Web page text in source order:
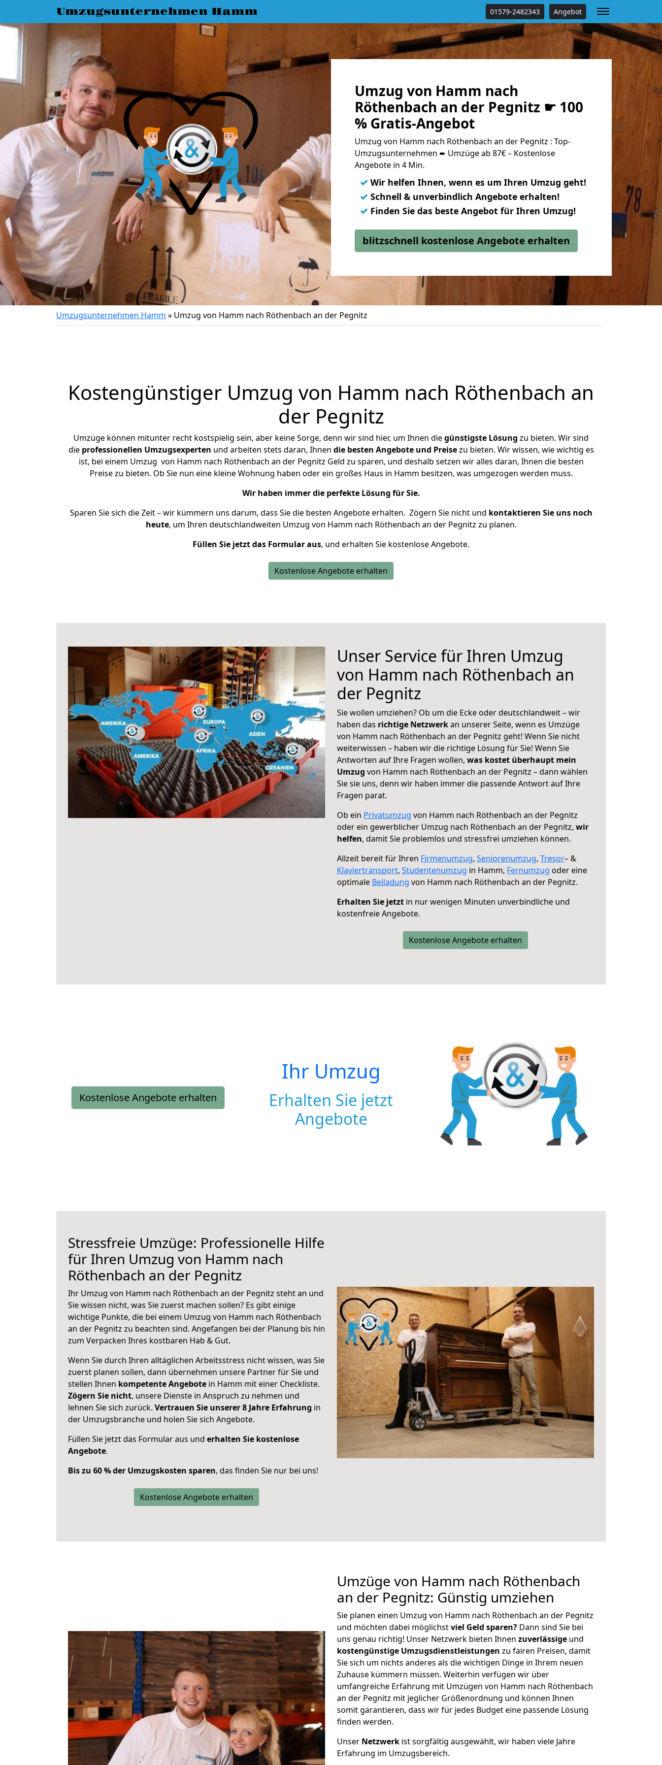
Umzugsunternehmen Hamm 01579-2482343 Angebot
Umzug von Hamm nach
Röthenbach an der Pegnitz ☛ 100
% Gratis-Angebot
Umzug von Hamm nach Röthenbach an der Pegnitz : Top-
Umzugsunternehmen ➨ Umzüge ab 87€ – Kostenlose
Angebote in 4 Min.
✓ Wir helfen Ihnen, wenn es um Ihren Umzug geht!
✓ Schnell & unverbindlich Angebote erhalten!
✓ Finden Sie das beste Angebot für Ihren Umzug!
blitzschnell kostenlose Angebote erhalten
Umzugsunternehmen Hamm » Umzug von Hamm nach Röthenbach an der Pegnitz
Kostengünstiger Umzug von Hamm nach Röthenbach an
der Pegnitz
Umzüge können mitunter recht kostspielig sein, aber keine Sorge, denn wir sind hier, um Ihnen diegünstigste Lösung zu bieten. Wir sind
die professionellen Umzugsexperten und arbeiten stets daran, Ihnen die besten Angebote und Preisezu bieten. Wir wissen, wie wichtig es
ist, bei einem Umzug von Hamm nach Röthenbach an der Pegnitz Geld zu sparen, und deshalb setzen wir alles daran, Ihnen die besten
Preise zu bieten. Ob Sie nun eine kleine Wohnung haben oder ein großes Haus in Hamm besitzen, was umgezogen werden muss.
Wir haben immer die perfekte Lösung für Sie.
Sparen Sie sich die Zeit – wir kümmern uns darum, dass Sie die besten Angebote erhalten. Zögern Sie nicht und kontaktieren Sie uns noch
heute, um Ihren deutschlandweiten Umzug von Hamm nach Röthenbach an der Pegnitz zu planen.
Füllen Sie jetzt das Formular aus, und erhalten Sie kostenlose Angebote.
Kostenlose Angebote erhalten
Unser Service für Ihren Umzug
von Hamm nach Röthenbach an
der Pegnitz
Sie wollen umziehen? Ob um die Ecke oder deutschlandweit – wir
haben das richtige Netzwerkan unserer Seite, wenn es Umzüge
von Hamm nach Röthenbach an der Pegnitz geht! Wenn Sie nicht
weiterwissen – haben wir die richtige Lösung für Sie! Wenn Sie
Antworten auf Ihre Fragen wollen, was kostet überhaupt mein
Umzug von Hamm nach Röthenbach an der Pegnitz – dann wählen
Sie sie uns, denn wir haben immer die passende Antwort auf Ihre
Fragen parat.
Ob ein Privatumzug von Hamm nach Röthenbach an der Pegnitz
oder ein gewerblicher Umzug nach Röthenbach an der Pegnitz, wir
helfen, damit Sie problemlos und stressfrei umziehen können.
Allzeit bereit für Ihren Firmenumzug, Seniorenumzug, Tresor– &
Klaviertransport, Studentenumzug in Hamm, Fernumzug oder eine
optimale Beiladung von Hamm nach Röthenbach an der Pegnitz.
Erhalten Sie jetzt in nur wenigen Minuten unverbindliche und
kostenfreie Angebote.
Kostenlose Angebote erhalten
Kostenlose Angebote erhalten
Ihr Umzug
Erhalten Sie jetzt
Angebote
Stressfreie Umzüge: Professionelle Hilfe
für Ihren Umzug von Hamm nach
Röthenbach an der Pegnitz
Ihr Umzug von Hamm nach Röthenbach an der Pegnitz steht an und
Sie wissen nicht, was Sie zuerst machen sollen? Es gibt einige
wichtige Punkte, die bei einem Umzug von Hamm nach Röthenbach
an der Pegnitz zu beachten sind. Angefangen bei der Planung bis hin
zum Verpacken Ihres kostbaren Hab & Gut.
Wenn Sie durch Ihren alltäglichen Arbeitsstress nicht wissen, was Sie
zuerst planen sollen, dann übernehmen unsere Partner für Sie und
stellen Ihnen kompetente Angebote in Hamm mit einer Checkliste.
Zögern Sie nicht, unsere Dienste in Anspruch zu nehmen und
lehnen Sie sich zurück. Vertrauen Sie unserer 8 Jahre Erfahrung in
der Umzugsbranche und holen Sie sich Angebote.
Füllen Sie jetzt das Formular aus und erhalten Sie kostenlose
Angebote.
Bis zu 60 % der Umzugskosten sparen, das finden Sie nur bei uns!
Kostenlose Angebote erhalten
Umzüge von Hamm nach Röthenbach
an der Pegnitz: Günstig umziehen
Sie planen einen Umzug von Hamm nach Röthenbach an der Pegnitz
und möchten dabei möglichstviel Geld sparen? Dann sind Sie bei
uns genau richtig! Unser Netzwerk bieten Ihnen zuverlässige und
kostengünstige Umzugsdienstleistungen zu fairen Preisen, damit
Sie sich um nichts anderes als die wichtigen Dinge in Ihrem neuen
Zuhause kümmern müssen. Weiterhin verfügen wir über
umfangreiche Erfahrung mit Umzügen von Hamm nach Röthenbach
an der Pegnitz mit jeglicher Größenordnung und können Ihnen
somit garantieren, dass wir für jedes Budget eine passende Lösung
finden werden.
Unser Netzwerk ist sorgfältig ausgewählt, wir haben viele Jahre
Erfahrung im Umzugsbereich.